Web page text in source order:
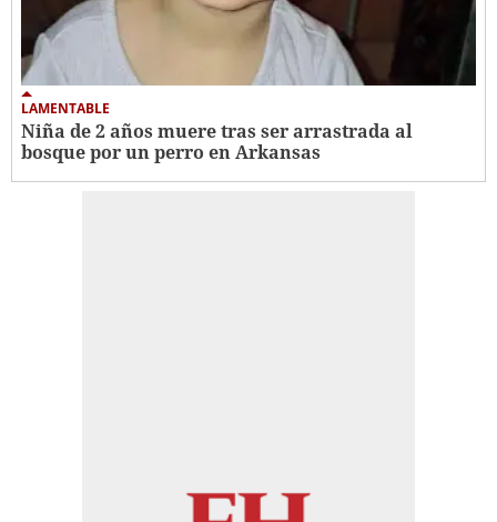
LAMENTABLE
Niña de 2 años muere tras ser arrastrada al
bosque por un perro en Arkansas